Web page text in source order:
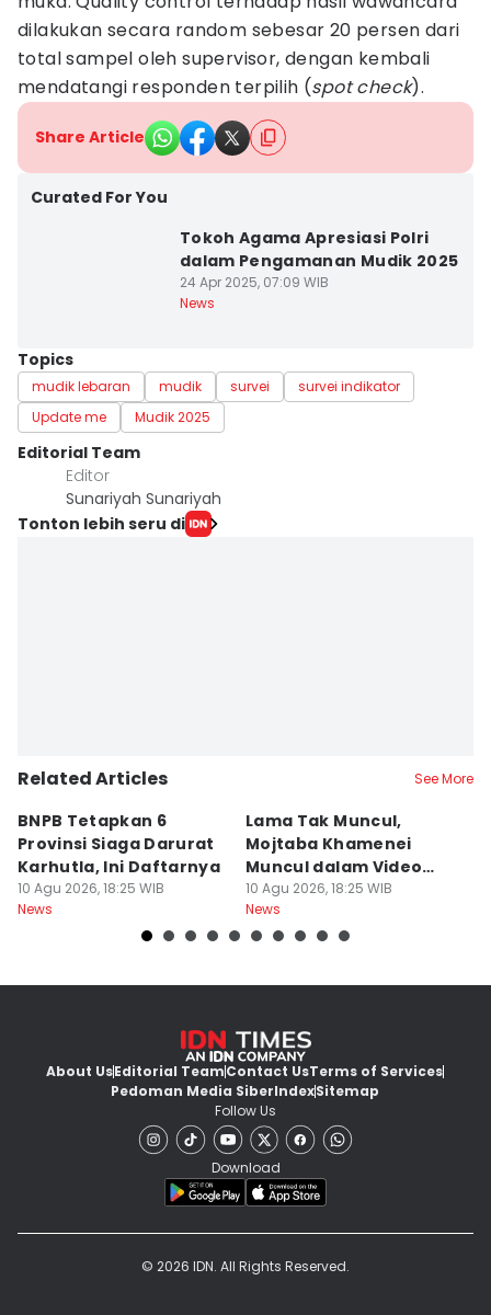
dilakukan secara random sebesar 20 persen dari
total sampel oleh supervisor, dengan kembali
mendatangi responden terpilih (spot check).
Share Article
Curated For You
Tokoh Agama Apresiasi Polri
dalam Pengamanan Mudik 2025
24 Apr 2025, 07:09 WIB
News
Topics
mudik lebaran mudik survei
survei indikator
Update me
Mudik 2025
Editorial Team
Editor
Sunariyah Sunariyah
Tonton lebih seru di
Related Articles See More
BNPB Tetapkan 6
Provinsi Siaga Darurat
Karhutla, Ini Daftarnya
10 Agu 2026, 18:25 WIB
News
Lama Tak Muncul,
Mojtaba Khamenei
Muncul dalam Video
Perdana 13 Detik
10 Agu 2026, 18:25 WIB
News
About UsEditorial TeamContact UsTerms of Services
Pedoman Media SiberIndexSitemap
Follow Us
Download
© 2026 IDN. All Rights Reserved.